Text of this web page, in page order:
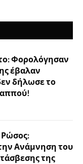
Φορολόγησαν
έβαλαν
δήλωσε το
Ρώσος:
Ανάμνηση του
της